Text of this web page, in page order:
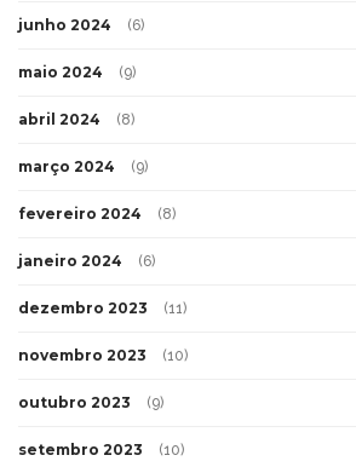
junho 2024 (6)
maio 2024 (9)
abril 2024 (8)
março 2024 (9)
fevereiro 2024 (8)
janeiro 2024 (6)
dezembro 2023 (11)
novembro 2023 (10)
outubro 2023 (9)
setembro 2023 (10)